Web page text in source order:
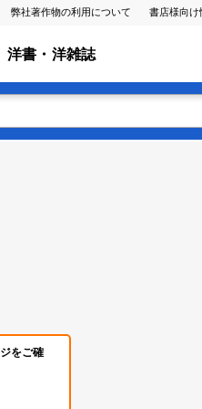
弊社著作物の利用について 書店様向け
洋書・洋雑誌
をご確